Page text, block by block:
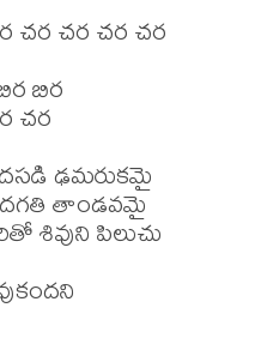
చర చర చర చర
బిర
చర
ఢమరుకమై
తాండవమై
శివుని పిలుచు